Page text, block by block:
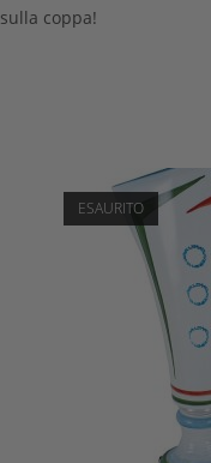
sulla coppa!
ESAURITO